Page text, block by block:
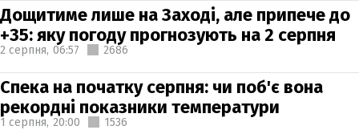
Дощитиме лише на Заході, але припече до
+35: яку погоду прогнозують на 2 серпня
2 серпня, 06:57 2686
Спека на початку серпня: чи поб'є вона
рекордні показники температури
1 серпня, 20:00 1536